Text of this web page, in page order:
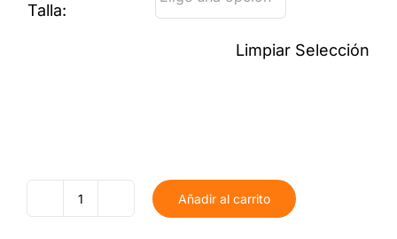
Talla:
Limpiar Selección
Añadir al carrito